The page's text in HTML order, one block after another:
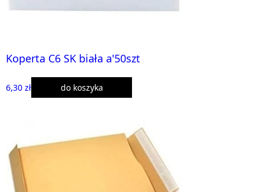
Koperta C6 SK biała a'50szt
6,30 zł do koszyka